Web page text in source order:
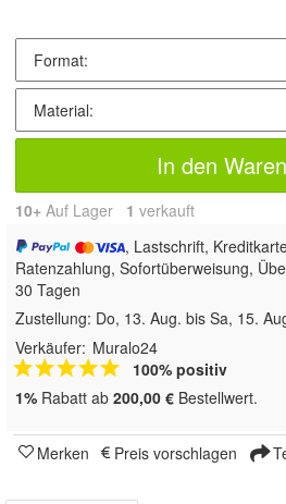
In den
10+ Auf Lager 1 verkauft
, Lastschrift,
Ratenzahlung, Sofortüberweisung,
30 Tagen
Zustellung: Do, 13. Aug. bis Sa, 15.
Verkäufer: Muralo24
100% positiv
1% Rabatt ab 200,00 € Bestellwert.
Merken Preis vorschlagen